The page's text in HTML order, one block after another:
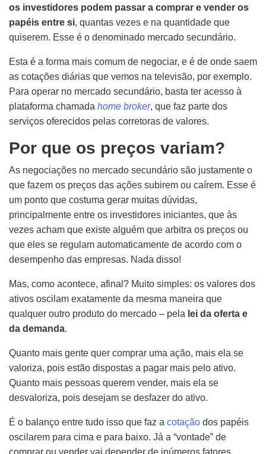
os investidores podem passar a comprar e vender os
papéis entre si, quantas vezes e na quantidade que
quiserem. Esse é o denominado mercado secundário.
Esta é a forma mais comum de negociar, e é de onde saem
as cotações diárias que vemos na televisão, por exemplo.
Para operar no mercado secundário, basta ter acesso à
plataforma chamada home broker, que faz parte dos
serviços oferecidos pelas corretoras de valores.
Por que os preços variam?
As negociações no mercado secundário são justamente o
que fazem os preços das ações subirem ou caírem. Esse é
um ponto que costuma gerar muitas dúvidas,
principalmente entre os investidores iniciantes, que às
vezes acham que existe alguém que arbitra os preços ou
que eles se regulam automaticamente de acordo com o
desempenho das empresas. Nada disso!
Mas, como acontece, afinal? Muito simples: os valores dos
ativos oscilam exatamente da mesma maneira que
qualquer outro produto do mercado – pela lei da oferta e
da demanda.
Quanto mais gente quer comprar uma ação, mais ela se
valoriza, pois estão dispostas a pagar mais pelo ativo.
Quanto mais pessoas querem vender, mais ela se
desvaloriza, pois desejam se desfazer do ativo.
É o balanço entre tudo isso que faz a cotação dos papéis
oscilarem para cima e para baixo. Já a “vontade” de
comprar ou vender vai depender de inúmeros fatores,